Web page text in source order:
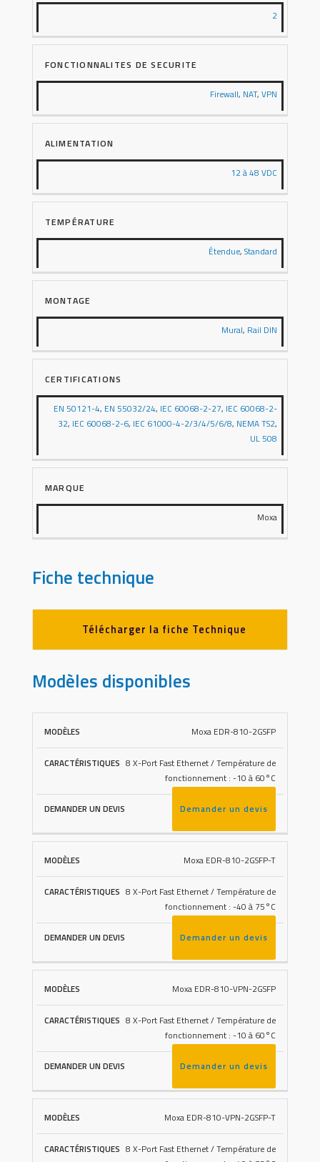
2
FONCTIONNALITES DE SECURITE
Firewall, NAT,VPN
ALIMENTATION
12 à 48 VDC
TEMPÉRATURE
Étendue,Standard
MONTAGE
Mural, Rail DIN
CERTIFICATIONS
EN 50121-4, EN 55032/24, IEC 60068-2-27, IEC 60068-2-
32, IEC 60068-2-6, IEC 61000-4-2/3/4/5/6/8, NEMA TS2,
UL 508
MARQUE
Moxa
Fiche technique
Télécharger la fiche Technique
Modèles disponibles
DEMANDER
UN DEVIS
Moxa EDR-810-2GSFP
8 X-Port Fast Ethernet / Température de
fonctionnement : -10 à 60°C
Demander un devis
Moxa EDR-810-2GSFP-T
8 X-Port Fast Ethernet / Température de
fonctionnement : -40 à 75°C
Demander un devis
Moxa EDR-810-VPN-2GSFP
8 X-Port Fast Ethernet / Température de
fonctionnement : -10 à 60°C
Demander un devis
Moxa EDR-810-VPN-2GSFP-T
8 X-Port Fast Ethernet / Température de